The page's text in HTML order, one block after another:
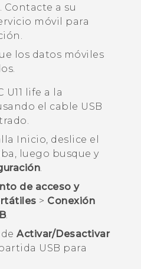
a su
móvil para
los datos móviles
U11 life a la
el cable USB
Inicio, deslice el
luego busque y
.
de acceso y
> Conexión
.
Activar/Desactivar
USB para